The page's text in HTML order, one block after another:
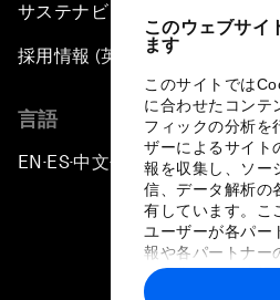
このウェブサイ
ます
このサイトでは
に合わせたコンテ
フィックの分析を
ザーによるサイト
報を収集し、ソー
信、データ解析の
有しています。こ
ユーザーが各パー
報や各パートナー
に収集された情
トナーによって使
サステナビリティへの取り組み
採用情報 (英語のみ)
言語
EN ▪ES▪中文▪ 日本語